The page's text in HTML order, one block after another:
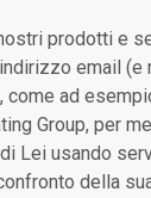
prodotti e
email (e
come ad
Group, per
Lei usando
della